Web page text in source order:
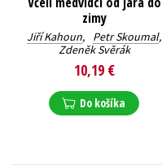
zimy
Jiří Kahoun, Petr Skoumal,
Zdeněk Svěrák
10,19 €
Do košíka